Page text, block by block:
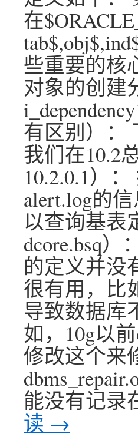
在
些重要的核
对象的创建
有区别）：
我们在10.2
10.2.0.1）
alert.log的
以查询基表
dcore.bsq
的定义并没
很有用，比
导致数据库
如，10g以
修改这个来
能没有记录
读 →